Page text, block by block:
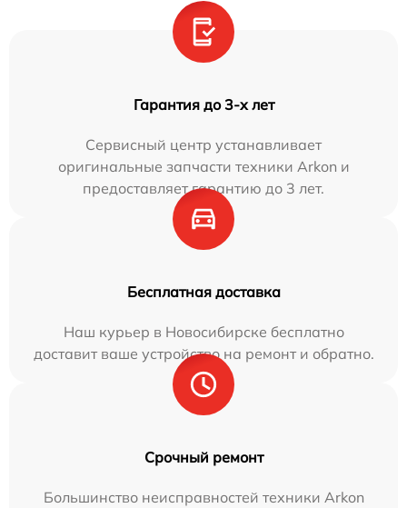
Гарантия до 3-х лет
Сервисный центр устанавливает
оригинальные запчасти техники Arkon и
предоставляет гарантию до 3 лет.
Бесплатная доставка
Наш курьер в Новосибирске бесплатно
доставит ваше устройство на ремонт и обратно.
Срочный ремонт
Большинство неисправностей техники Arkon